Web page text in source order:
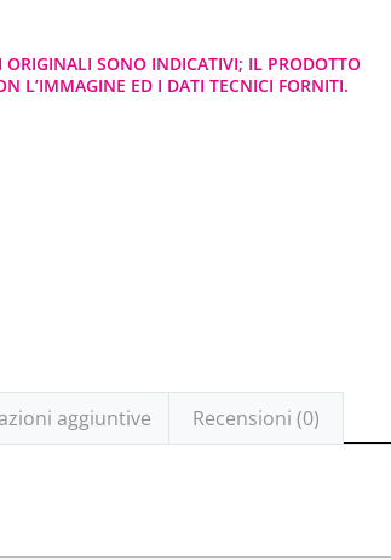
SONO INDICATIVI; IL PRODOTTO
L’IMMAGINE ED I DATI TECNICI FORNITI.
aggiuntive Recensioni (0)